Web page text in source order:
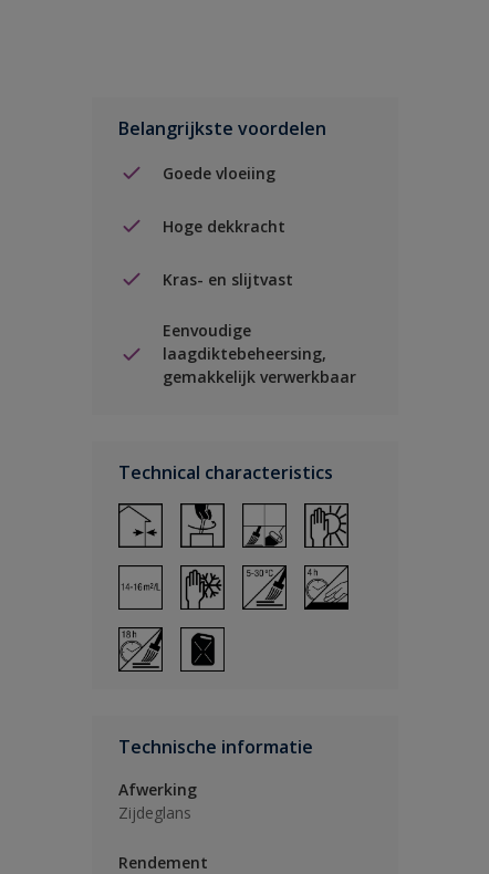
Belangrijkste voordelen
Goede vloeiing
Hoge dekkracht
Kras- en slijtvast
Eenvoudige
laagdiktebeheersing,
gemakkelijk verwerkbaar
Technical characteristics
Technische informatie
Afwerking
Zijdeglans
Rendement